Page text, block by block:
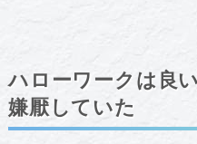
ハローワークは良
嫌厭していた